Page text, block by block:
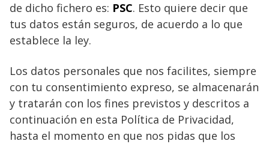
de dicho fichero es: PSC. Esto quiere decir que
tus datos están seguros, de acuerdo a lo que
establece la ley.
Los datos personales que nos facilites, siempre
con tu consentimiento expreso, se almacenarán
y tratarán con los fines previstos y descritos a
continuación en esta Política de Privacidad,
hasta el momento en que nos pidas que los